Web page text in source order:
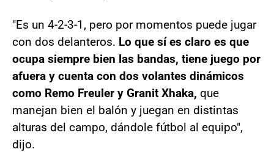
"Es un 4-2-3-1, pero por momentos puede jugar
con dos delanteros. Lo que sí es claro es que
ocupa siempre bien las bandas, tiene juego por
afuera y cuenta con dos volantes dinámicos
como Remo Freuler y Granit Xhaka, que
manejan bien el balón y juegan en distintas
alturas del campo, dándole fútbol al equipo",
dijo.